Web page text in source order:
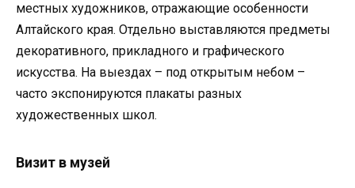
местных художников, отражающие особенности
Алтайского края. Отдельно выставляются предметы
декоративного, прикладного и графического
искусства. На выездах – под открытым небом –
часто экспонируются плакаты разных
художественных школ.
Визит в музей